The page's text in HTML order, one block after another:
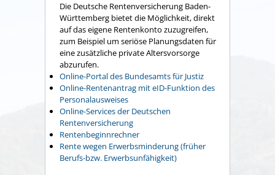
Die Deutsche Rentenversicherung Baden-
Württemberg bietet die Möglichkeit, direkt
auf das eigene Rentenkonto zuzugreifen,
zum Beispiel um seriöse Planungsdaten für
eine zusätzliche private Altersvorsorge
abzurufen.
Online-Portal des Bundesamts für Justiz
Online-Rentenantrag mit eID-Funktion des
Personalausweises
Online-Services der Deutschen
Rentenversicherung
Rentenbeginnrechner
Rente wegen Erwerbsminderung (früher
Berufs-bzw. Erwerbsunfähigkeit)